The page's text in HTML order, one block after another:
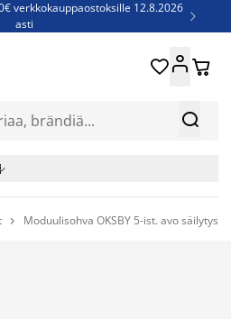
verkkokauppaostoksille 12.8.2026
asti

- Säästä jopa 60% 
 
 Moduulisohva OKSBY 5-ist. avo